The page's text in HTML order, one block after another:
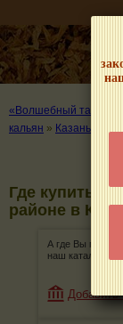
«Волшебный табачок»
кальян » Казань
Где купить
районе в
А где Вы
наш каталог!
Добавить